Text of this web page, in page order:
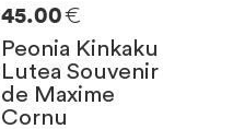
45.00€
Peonia Kinkaku
Lutea Souvenir
de Maxime
Cornu